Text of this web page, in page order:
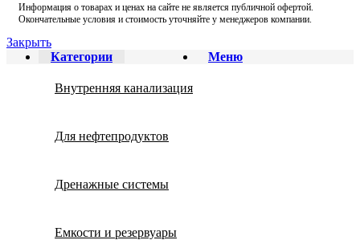
Информация о товарах и ценах на сайте не является публичной офертой.
Окончательные условия и стоимость уточняйте у менеджеров компании.
Закрыть
Меню
Категории
Внутренняя канализация
Для нефтепродуктов
Дренажные системы
Емкости и резервуары